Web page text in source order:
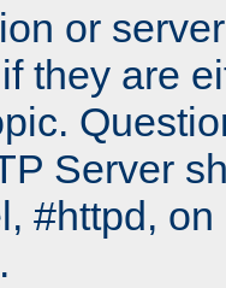
or
they are
Server
#httpd,
.